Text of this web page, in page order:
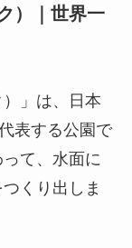
）｜世界一
）」は、日本
表する公園で
て、水面に
くり出しま